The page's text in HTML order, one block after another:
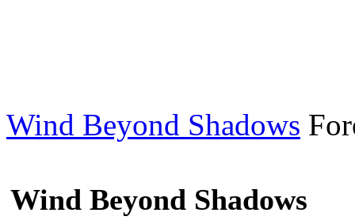
Wind Beyond Shadows
Wind Beyond Shadows